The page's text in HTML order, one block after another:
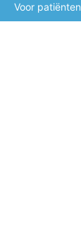
Voor patiënten